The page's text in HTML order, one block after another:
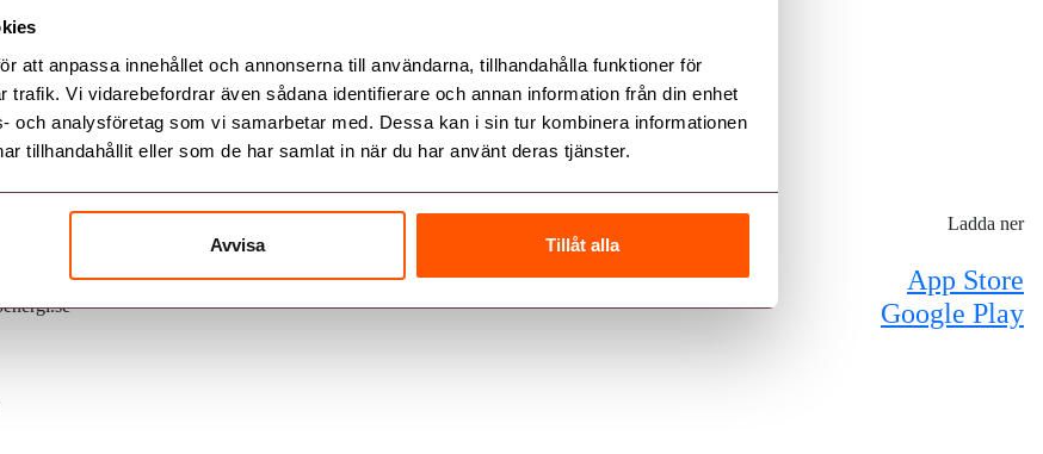
att anpassa innehållet och annonserna till användarna, tillhandahålla funktioner för
trafik. Vi vidarebefordrar även sådana identifierare och annan information från din enhet
och analysföretag som vi samarbetar med. Dessa kan i sin tur kombinera informationen
tillhandahållit eller som de har samlat in när du har använt deras tjänster.
Avvisa Tillåt alla
Ladda ner
App Store
Google Play